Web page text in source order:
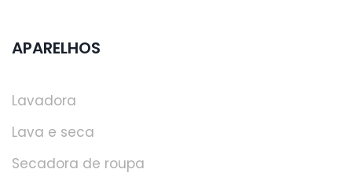
APARELHOS
Lavadora
Lava e seca
Secadora de roupa